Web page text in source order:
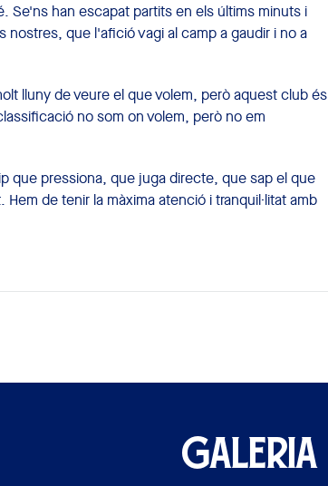
Se'ns han escapat partits en els últims minuts i
nostres, que l'afició vagi al camp a gaudir i no a
lluny de veure el que volem, però aquest club és
no som on volem, però no em
que pressiona, que juga directe, que sap el que
de tenir la màxima atenció i tranquil·litat amb
GALERIA